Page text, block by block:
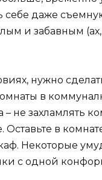
себе даже
и забавным (ах,
нужно
в
не захламлять
в
Некоторые
с одной